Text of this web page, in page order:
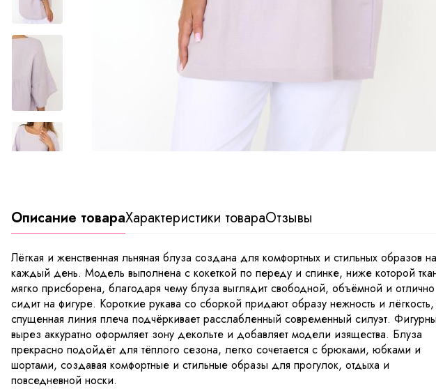
Описание товараХарактеристики товараОтзывы
Лёгкая и женственная льняная блуза создана для комфортных и стильных образов на
каждый день. Модель выполнена с кокеткой по переду и спинке, ниже которой
мягко присборена, благодаря чему блуза выглядит свободной, объёмной и отлично
сидит на фигуре. Короткие рукава со сборкой придают образу нежность и
спущенная линия плеча подчёркивает расслабленный современный силуэт.
вырез аккуратно оформляет зону декольте и добавляет модели изящества. Блуза
прекрасно подойдёт для тёплого сезона, легко сочетается с брюками, юбками и
шортами, создавая комфортные и стильные образы для прогулок, отдыха и
повседневной носки.